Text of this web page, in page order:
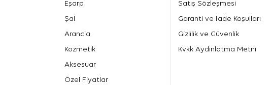
Eşarp
Şal
Arancia
Kozmetik
Aksesuar
Özel Fiyatlar
Satış Sözleşmesi
Garanti ve İade Koşulları
Gizlilik ve Güvenlik
Kvkk Aydınlatma Metni